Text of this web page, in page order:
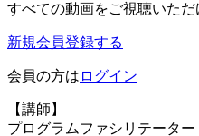
すべての動画をご視聴いただ
新規会員登録する
会員の方は ログイン
【講師】
プログラムファシリテータ